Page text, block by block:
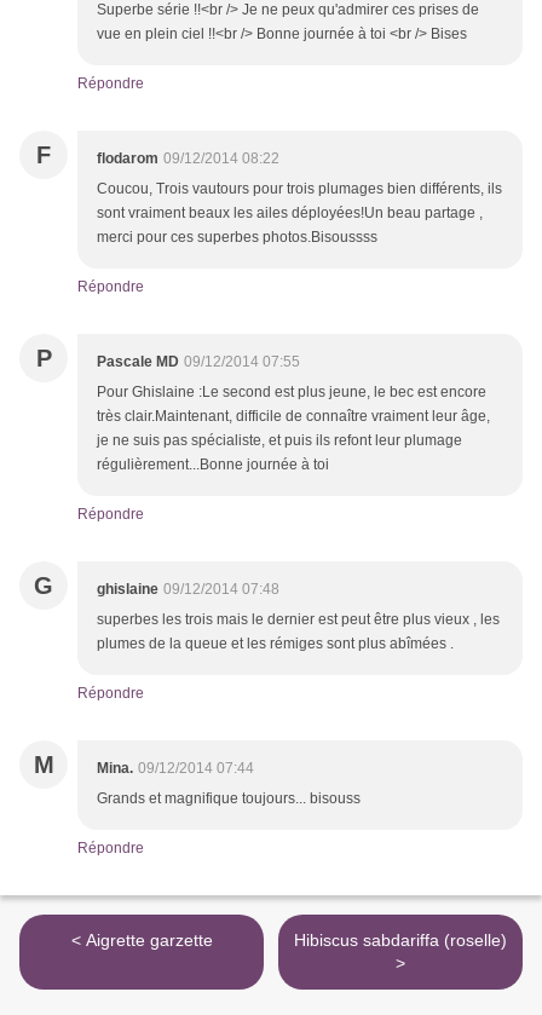
Superbe série !!<br /> Je ne peux qu'admirer ces prises de
vue en plein ciel !!<br /> Bonne journée à toi <br /> Bises
Répondre
F flodarom 09/12/2014 08:22
Coucou, Trois vautours pour trois plumages bien différents, ils
sont vraiment beaux les ailes déployées!Un beau partage ,
merci pour ces superbes photos.Bisoussss
Répondre
P Pascale MD 09/12/2014 07:55
Pour Ghislaine :Le second est plus jeune, le bec est encore
très clair.Maintenant, difficile de connaître vraiment leur âge,
je ne suis pas spécialiste, et puis ils refont leur plumage
régulièrement...Bonne journée à toi
Répondre
G ghislaine 09/12/2014 07:48
superbes les trois mais le dernier est peut être plus vieux , les
plumes de la queue et les rémiges sont plus abîmées .
Répondre
M Mina. 09/12/2014 07:44
Grands et magnifique toujours... bisouss
Répondre
< Aigrette garzette
Hibiscus sabdariffa (roselle)
>